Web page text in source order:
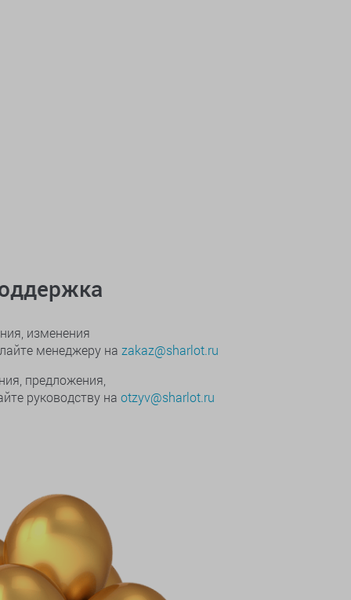
изменения
менеджеру на zakaz@sharlot.ru
предложения,
руководству на otzyv@sharlot.ru